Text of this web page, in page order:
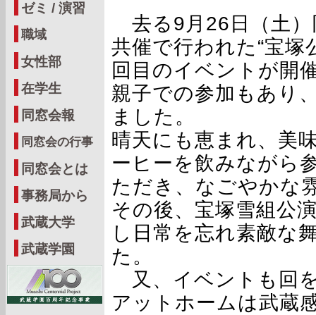
ゼミ / 演習
職域
女性部
在学生
同窓会報
同窓会の行事
同窓会とは
事務局から
武蔵大学
武蔵学園
去る9月26日（土）
共催で行われた“宝塚
回目のイベントが開
親子での参加もあり
ました。
晴天にも恵まれ、美
ーヒーを飲みながら
ただき、なごやかな
その後、宝塚雪組公
し日常を忘れ素敵な
た。
又、イベントも回
アットホームは武蔵